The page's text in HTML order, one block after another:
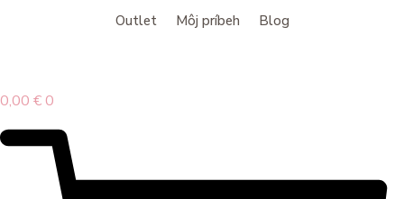
Outlet Môj príbeh Blog
0,00 € 0